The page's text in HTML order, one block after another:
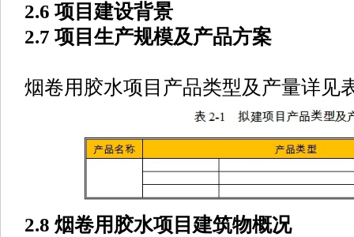
2.6 项目建设背景
2.7 项目生产规模及产品方案
烟卷用胶水项目产品类型及产量详见
2.8 烟卷用胶水项目建筑物概况